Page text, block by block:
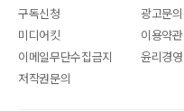
구독신청
광고문의
미디어킷
이용약관
이메일무단수집금지
윤리경영
저작권문의